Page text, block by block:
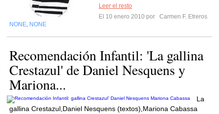
Leer el resto
El 10 enero 2010 por
Carmen F. Etreros
NONE NONE
Recomendación Infantil: 'La gallina
Crestazul' de Daniel Nesquens y
Mariona...
La
gallina Crestazul,Daniel Nesquens (textos),Mariona Cabassa